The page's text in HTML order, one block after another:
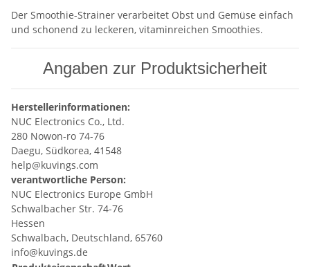
Der Smoothie-Strainer verarbeitet Obst und Gemüse einfach
und schonend zu leckeren, vitaminreichen Smoothies.
Angaben zur Produktsicherheit
Herstellerinformationen:
NUC Electronics Co., Ltd.
280 Nowon-ro 74-76
Daegu, Südkorea, 41548
help@kuvings.com
verantwortliche Person:
NUC Electronics Europe GmbH
Schwalbacher Str. 74-76
Hessen
Schwalbach, Deutschland, 65760
info@kuvings.de